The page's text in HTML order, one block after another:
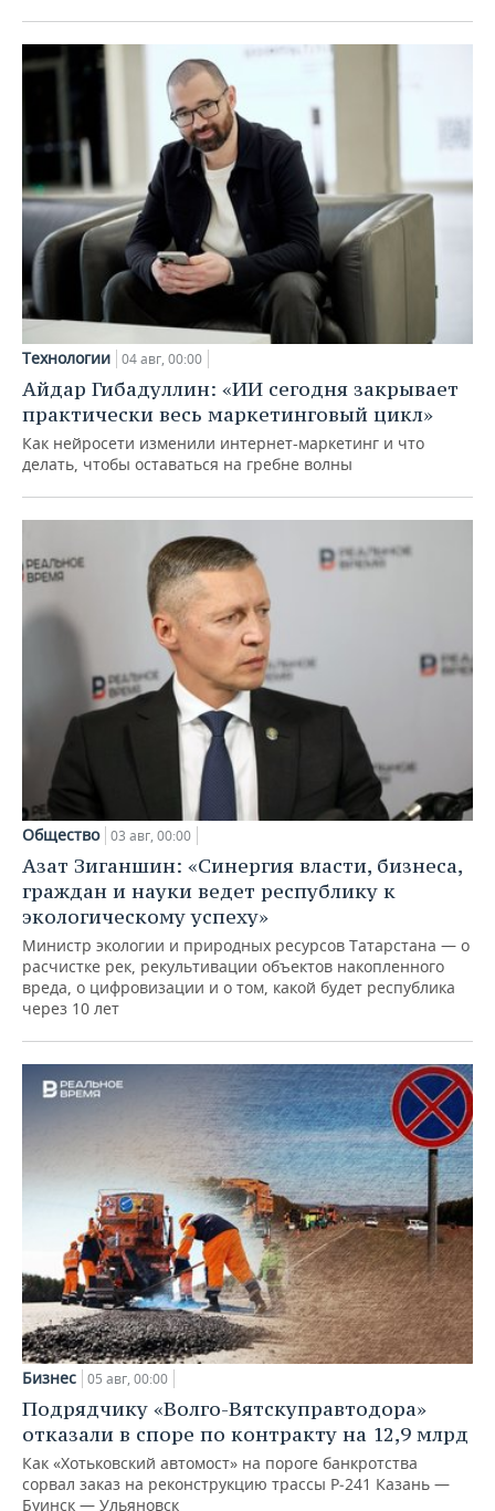
Технологии 04 авг, 00:00
Айдар Гибадуллин: «ИИ сегодня закрывает
практически весь маркетинговый цикл»
Как нейросети изменили интернет-маркетинг и что
делать, чтобы оставаться на гребне волны
Общество 03 авг, 00:00
Азат Зиганшин: «Синергия власти, бизнеса,
граждан и науки ведет республику к
экологическому успеху»
Министр экологии и природных ресурсов Татарстана — о
расчистке рек, рекультивации объектов накопленного
вреда, о цифровизации и о том, какой будет республика
через 10 лет
Бизнес 05 авг, 00:00
Подрядчику «Волго-Вятскуправтодора»
отказали в споре по контракту на 12,9 млрд
Как «Хотьковский автомост» на пороге банкротства
сорвал заказ на реконструкцию трассы Р‑241 Казань —
Буинск — Ульяновск